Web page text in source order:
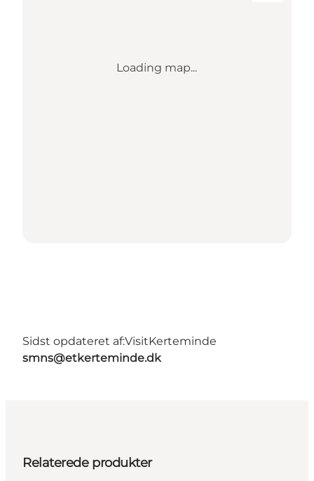
Loading map...
Sidst opdateret af:VisitKerteminde
smns@etkerteminde.dk
Relaterede produkter